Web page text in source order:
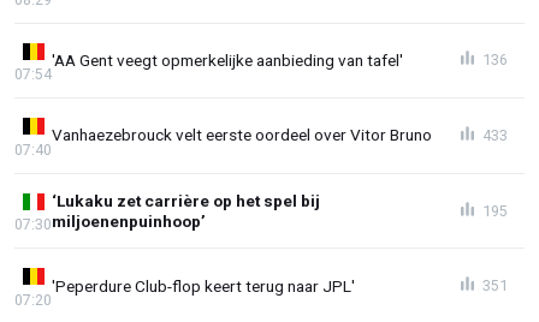
'AA Gent veegt opmerkelijke aanbieding van tafel'
07:54
136
Vanhaezebrouck velt eerste oordeel over Vitor Bruno
07:40
433
‘Lukaku zet carrière op het spel bij
miljoenenpuinhoop’
07:30
195
'Peperdure Club-flop keert terug naar JPL'
07:20
351